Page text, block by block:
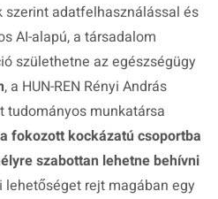
szerint adatfelhasználással és
AI-alapú, a társadalom
születhetne az egészségügy
, a HUN-REN Rényi András
munkatársa
a fokozott kockázatú csoportba
szabottan lehetne behívni
lehetőséget rejt magában egy